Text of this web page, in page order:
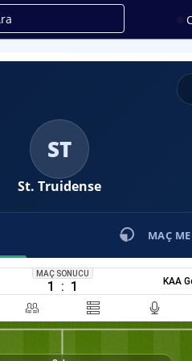
ST
St. Truidense
MAÇ
MAÇ SONUCU
1 : 1 KAA